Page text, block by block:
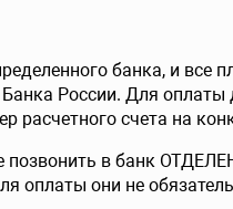
банка, и все
России. Для оплаты
расчетного счета на
позвонить в банк
оплаты они не